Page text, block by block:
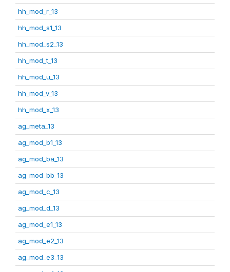
hh_mod_r_13
hh_mod_s1_13
hh_mod_s2_13
hh_mod_t_13
hh_mod_u_13
hh_mod_v_13
hh_mod_x_13
ag_meta_13
ag_mod_b1_13
ag_mod_ba_13
ag_mod_bb_13
ag_mod_c_13
ag_mod_d_13
ag_mod_e1_13
ag_mod_e2_13
ag_mod_e3_13